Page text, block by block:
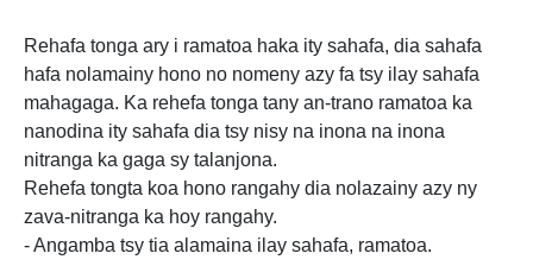
Rehafa tonga ary i ramatoa haka ity sahafa, dia sahafa
hafa nolamainy hono no nomeny azy fa tsy ilay sahafa
mahagaga. Ka rehefa tonga tany an-trano ramatoa ka
nanodina ity sahafa dia tsy nisy na inona na inona
nitranga ka gaga sy talanjona.
Rehefa tongta koa hono rangahy dia nolazainy azy ny
zava-nitranga ka hoy rangahy.
- Angamba tsy tia alamaina ilay sahafa, ramatoa.